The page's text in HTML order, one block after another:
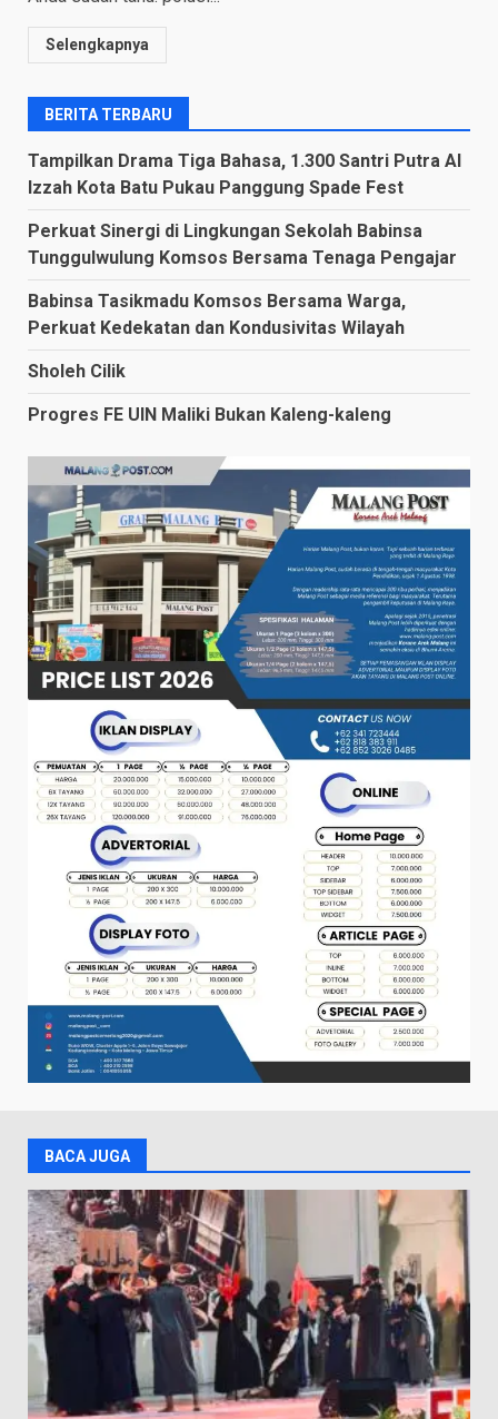
Selengkapnya
BERITA TERBARU
Tampilkan Drama Tiga Bahasa, 1.300 Santri Putra Al
Izzah Kota Batu Pukau Panggung Spade Fest
Perkuat Sinergi di Lingkungan Sekolah Babinsa
Tunggulwulung Komsos Bersama Tenaga Pengajar
Babinsa Tasikmadu Komsos Bersama Warga,
Perkuat Kedekatan dan Kondusivitas Wilayah
Sholeh Cilik
Progres FE UIN Maliki Bukan Kaleng-kaleng
BACA JUGA